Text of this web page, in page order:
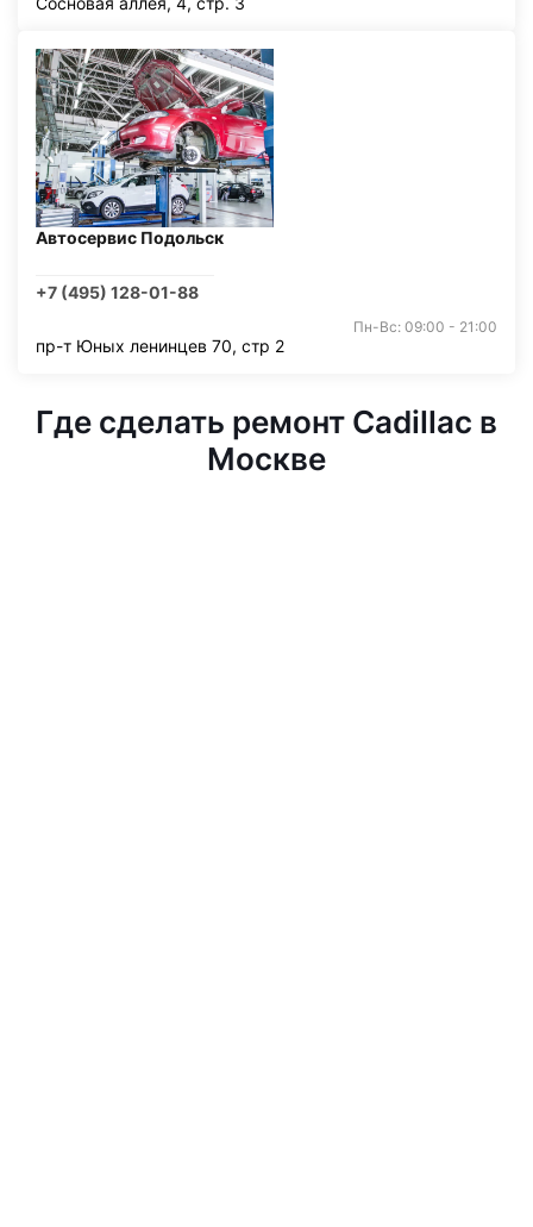
Автосервис Подольск
+7 (495) 128-01-88
Пн-Вс: 09:00 - 21:00
пр-т Юных ленинцев 70, стр 2
Где сделать ремонт Cadillac в
Москве